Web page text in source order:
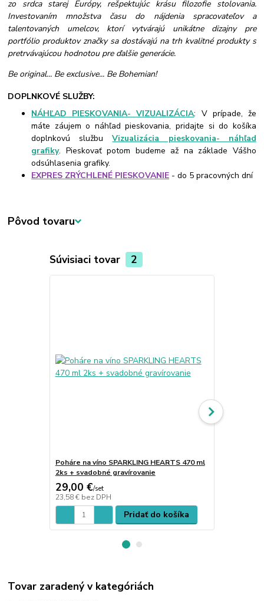
zo srdca starej Európy, rešpektujúc krásu filozofie stolovania.
Investovaním množstva času do nájdenia spracovateľov a
talentovaných umelcov, ktorí vytvárajú unikátne dizajny pre
portfólio produktov značky sa dostávajú na trh kvalitné produkty s
pretrvávajúcou hodnotou pre ďalšie generácie.
Be original... Be exclusive... Be Bohemian!
DOPLNKOVÉ SLUŽBY:
NÁHĽAD PIESKOVANIA- VIZUALIZÁCIA: V prípade, že
máte záujem o náhľad pieskovania, pridajte si do košíka
doplnkovú službuVizualizácia pieskovania- náhľad
grafiky. Pieskovať potom budeme až na základe Vášho
odsúhlasenia grafiky.
EXPRES ZRÝCHLENÉ PIESKOVANIE - do 5 pracovných dní
Pôvod tovaru
Súvisiaci tovar 2
Poháre na víno SPARKLING HEARTS 470 ml
2ks + svadobné gravírovanie
29,00 €/set
23,58 € bez DPH
Pridať do košíka
Tovar zaradený v kategóriách